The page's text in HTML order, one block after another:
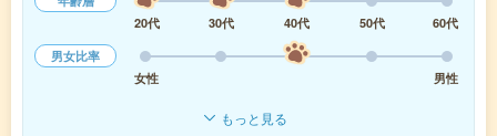
20代
30代 40代 50代
60代
男女比率
女性
男性
もっと見る